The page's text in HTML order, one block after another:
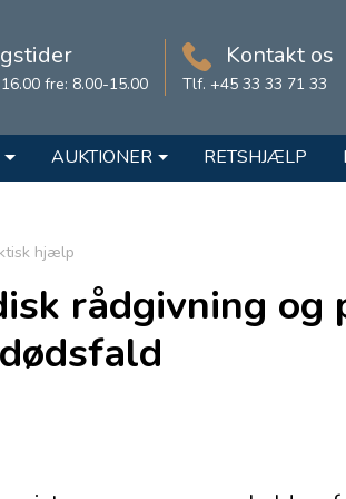
fre: 8.00-15.00
Kontakt os
Tlf. +45 33 33 71 33
AUKTIONER RETSHJÆLP
hjælp
rådgivning